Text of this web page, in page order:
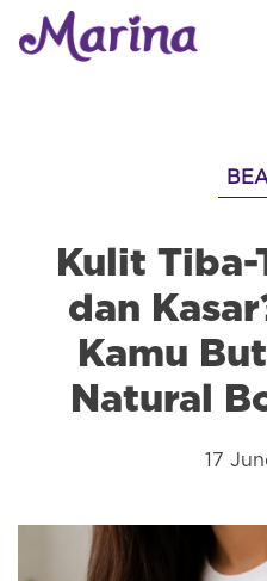
Kulit
dan
Kamu
Natural
17